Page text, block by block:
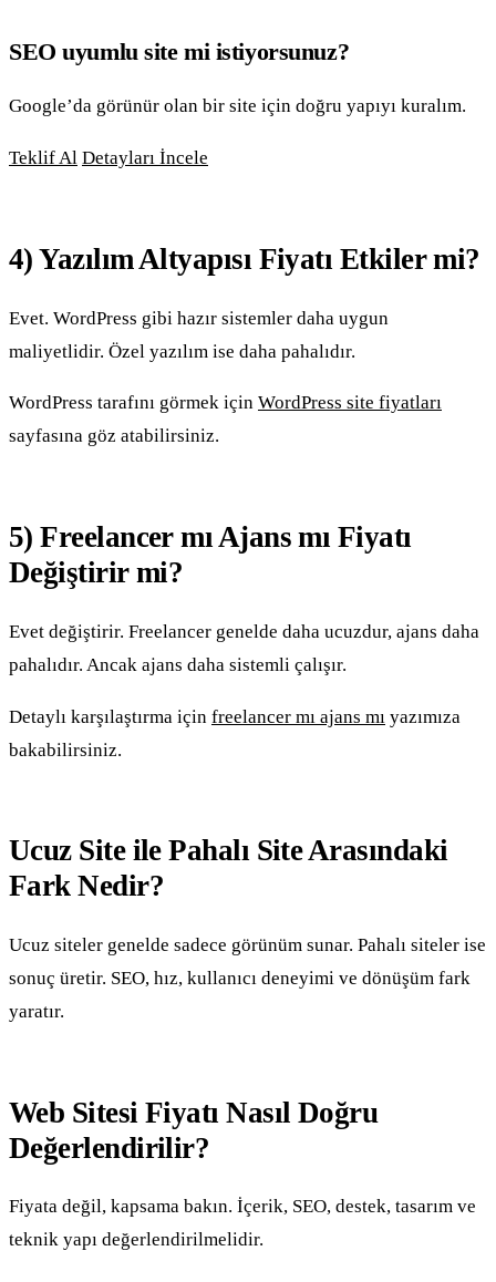
SEO uyumlu site mi istiyorsunuz?
Google’da görünür olan bir site için doğru yapıyı kuralım.
Teklif Al Detayları İncele
4) Yazılım Altyapısı Fiyatı Etkiler mi?
Evet. WordPress gibi hazır sistemler daha uygun
maliyetlidir. Özel yazılım ise daha pahalıdır.
WordPress tarafını görmek için WordPress site fiyatları
sayfasına göz atabilirsiniz.
5) Freelancer mı Ajans mı Fiyatı
Değiştirir mi?
Evet değiştirir. Freelancer genelde daha ucuzdur, ajans daha
pahalıdır. Ancak ajans daha sistemli çalışır.
Detaylı karşılaştırma için freelancer mı ajans mı yazımıza
bakabilirsiniz.
Ucuz Site ile Pahalı Site Arasındaki
Fark Nedir?
Ucuz siteler genelde sadece görünüm sunar. Pahalı siteler ise
sonuç üretir. SEO, hız, kullanıcı deneyimi ve dönüşüm fark
yaratır.
Web Sitesi Fiyatı Nasıl Doğru
Değerlendirilir?
Fiyata değil, kapsama bakın. İçerik, SEO, destek, tasarım ve
teknik yapı değerlendirilmelidir.